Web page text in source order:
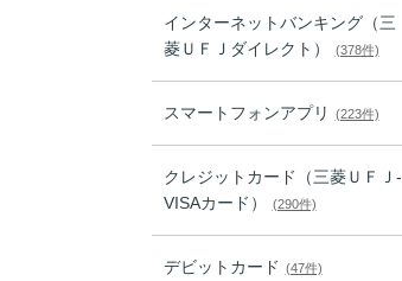
インターネットバンキング（三
菱ＵＦＪダイレクト）
(378件)
スマートフォンアプリ (223件)
クレジットカード（三菱ＵＦＪ-
VISAカード）
(290件)
デビットカード (47件)